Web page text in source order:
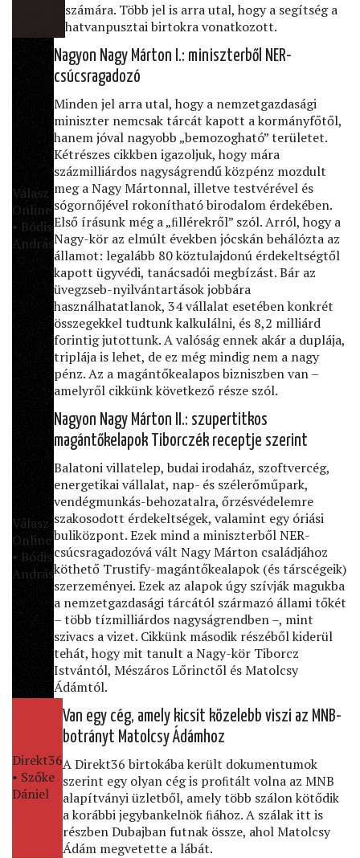
számára. Több jel is arra utal, hogy a segítség a
hatvanpusztai birtokra vonatkozott.
Válasz
Online
• Bódis
András
Nagyon Nagy Márton I.: miniszterből NER-
csúcsragadozó
Minden jel arra utal, hogy a nemzetgazdasági
miniszter nemcsak tárcát kapott a kormányfőtől,
hanem jóval nagyobb „bemozogható” területet.
Kétrészes cikkben igazoljuk, hogy mára
százmilliárdos nagyságrendű közpénz mozdult
meg a Nagy Mártonnal, illetve testvérével és
sógornőjével rokonítható birodalom érdekében.
Első írásunk még a „ﬁllérekről” szól. Arról, hogy a
Nagy-kör az elmúlt években jócskán behálózta az
államot: legalább 80 köztulajdonú érdekeltségtől
kapott ügyvédi, tanácsadói megbízást. Bár az
üvegzseb-nyilvántartások jobbára
használhatatlanok, 34 vállalat esetében konkrét
összegekkel tudtunk kalkulálni, és 8,2 milliárd
forintig jutottunk. A valóság ennek akár a duplája,
triplája is lehet, de ez még mindig nem a nagy
pénz. Az a magántőkealapos bizniszben van –
amelyről cikkünk következő része szól.
Válasz
Online
• Bódis
András
Nagyon Nagy Márton II.: szupertitkos
magántőkelapok Tiborczék receptje szerint
Balatoni villatelep, budai irodaház, szoftvercég,
energetikai vállalat, nap- és szélerőműpark,
vendégmunkás-behozatalra, őrzésvédelemre
szakosodott érdekeltségek, valamint egy óriási
buliközpont. Ezek mind a miniszterből NER-
csúcsragadozóvá vált Nagy Márton családjához
köthető Trustify-magántőkealapok (és társcégeik)
szerzeményei. Ezek az alapok úgy szívják magukba
a nemzetgazdasági tárcától származó állami tőkét
– több tízmilliárdos nagyságrendben –, mint
szivacs a vizet. Cikkünk második részéből kiderül
tehát, hogy mit tanult a Nagy-kör Tiborcz
Istvántól, Mészáros Lőrinctől és Matolcsy
Ádámtól.
Direkt36
• Szőke
Dániel
Van egy cég, amely kicsit közelebb viszi az MNB-
botrányt Matolcsy Ádámhoz
A Direkt36 birtokába került dokumentumok
szerint egy olyan cég is proﬁtált volna az MNB
alapítványi üzletből, amely több szálon kötődik
a korábbi jegybankelnök ﬁához. A szálak itt is
részben Dubajban futnak össze, ahol Matolcsy
Ádám megvetette a lábát.